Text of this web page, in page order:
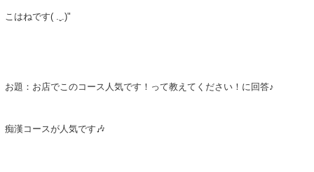
こはねです( .ˬ.)"
お題：お店でこのコース人気です！って教えてください！に回答♪
痴漢コースが人気です🎶